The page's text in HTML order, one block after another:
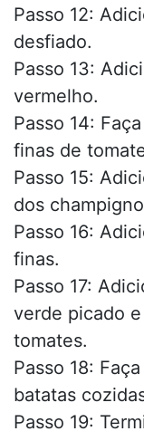
Passo 12:
desfiado.
Passo 13:
vermelho.
Passo 14:
finas de
Passo 15:
dos
Passo 16:
finas.
Passo 17:
verde picado
tomates.
Passo 18:
batatas
Passo 19: